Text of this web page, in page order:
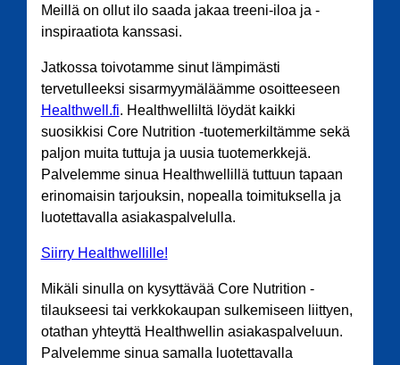
Meillä on ollut ilo saada jakaa treeni-iloa ja -
inspiraatiota kanssasi.
Jatkossa toivotamme sinut lämpimästi
tervetulleeksi sisarmyymäläämme osoitteeseen
Healthwell.fi. Healthwelliltä löydät kaikki
suosikkisi Core Nutrition -tuotemerkiltämme sekä
paljon muita tuttuja ja uusia tuotemerkkejä.
Palvelemme sinua Healthwellillä tuttuun tapaan
erinomaisin tarjouksin, nopealla toimituksella ja
luotettavalla asiakaspalvelulla.
Siirry Healthwellille!
Mikäli sinulla on kysyttävää Core Nutrition -
tilaukseesi tai verkkokaupan sulkemiseen liittyen,
otathan yhteyttä Healthwellin asiakaspalveluun.
Palvelemme sinua samalla luotettavalla